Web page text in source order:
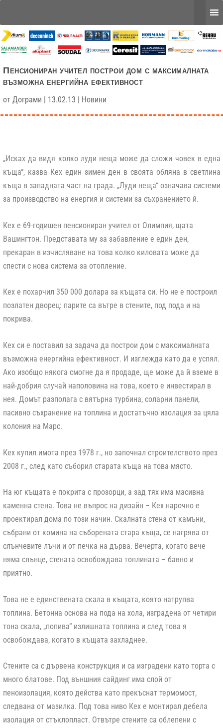
Пенсиониран учител построи дом с максималната
възможна енергийна ефективност
от Дограми | 13.02.13 | Новини
„Исках да видя колко луди неща може да сложи човек в една
къща“, казва Кех един зимен ден в своята обляна в светлина
къща в западната част на града. „Луди неща“ означава системи
за производство на енергия и системи за съхранението й.
Кех е 69-годишен пенсиониран учител от Олимпия, щата
Вашингтон. Представата му за забавление е един ден,
прекаран в изчисляване на това колко киловата може да
спести с нова система за отопление.
Кех е похарчил 350 000 долара за къщата си. Но не е построил
позлатен дворец: парите са вътре в стените, под пода и на
покрива.
Кех си е поставил за задача да построи дом с максималната
възможна енергийна ефективност. И изглежда като да е успял.
Ако изобщо някога смогне да я продаде, ще може да й вземе в
най-добрия случай наполовина на това, което е инвестирал в
нея. Домът разполага с вятърна турбина, соларни панели,
пасивно съхранение на топлина и достатъчно изолация за цяла
колония на Марс.
Кех купил имота през 1978 г., но започнал строителството през
2008 г., след като съборил старата къща на това място.
На юг къщата е покрита с прозорци, а зад тях има масивна
каменна стена. Това не въпрос на дизайн – Кех нарочно е
проектирал дома по този начин. Скалната стена от камъни,
събрани от комина на съборената стара къща, се нагрява от
слънчевите лъчи и от печка на дърва. Вечерта, когато вече
няма слънце, стената освобождава топлината – бавно и
приятно.
Това не е единствената скала в къщата, която натрупва
топлина. Бетонна основа на пода на хола, изградена от четири
тона скала, „попива“ излишната топлина и след това я
освобождава, когато в къщата захладнее.
Стените са с дървена конструкция и са изградени като торта с
много блатове. Под външния сайдинг има слой от
пеноизолация, която действа като прекъснат термомост,
следвана от мазилка. Под това ниво Кех е монтирал дебела
изолация от стъклопласт. Отвътре стените са облепени с